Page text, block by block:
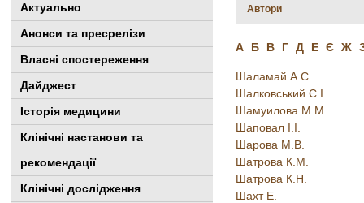
Актуально
Анонси та пресрелізи
Власні спостереження
Дайджест
Історія медицини
Клінiчні настанови та
рекомендації
Клінічні дослідження
Автори
А Б В Г Д Е Є Ж
Шаламай А.С.
Шалковський Є.І.
Шамуилова М.М.
Шаповал І.І.
Шарова М.В.
Шатрова К.М.
Шатрова К.Н.
Шахт Е.